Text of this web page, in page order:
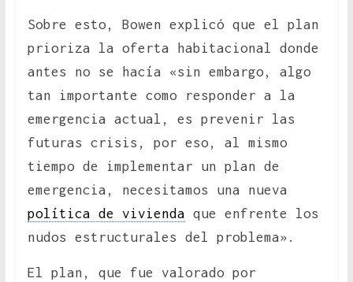
Sobre esto, Bowen explicó que el plan
prioriza la oferta habitacional donde
antes no se hacía «sin embargo, algo
tan importante como responder a la
emergencia actual, es prevenir las
futuras crisis, por eso, al mismo
tiempo de implementar un plan de
emergencia, necesitamos una nueva
política de vivienda que enfrente los
nudos estructurales del problema».
El plan, que fue valorado por